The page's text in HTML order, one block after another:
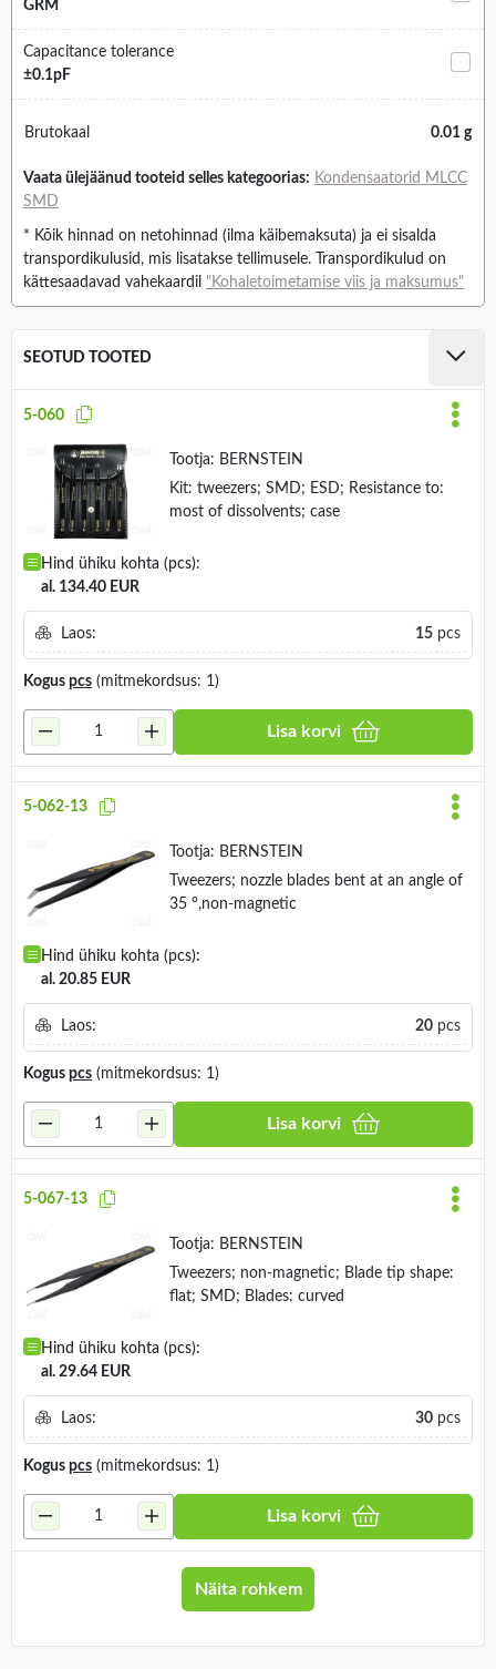
GRM
Capacitance tolerance
±0.1pF
Brutokaal 0.01 g
Vaata ülejäänud tooteid selles kategoorias: Kondensaatorid MLCC
SMD
* Kõik hinnad on netohinnad (ilma käibemaksuta) ja ei sisalda
transpordikulusid, mis lisatakse tellimusele. Transpordikulud on
kättesaadavad vahekaardil "Kohaletoimetamise viis ja maksumus"
SEOTUD TOOTED
5-060
Tootja: BERNSTEIN
Kit: tweezers; SMD; ESD; Resistance to:
most of dissolvents; case
Hind ühiku kohta (pcs):
al. 134.40 EUR
Laos: 15 pcs
Kogus pcs (mitmekordsus: 1)
Lisa korvi
5-062-13
Tootja: BERNSTEIN
Tweezers; nozzle blades bent at an angle of
35 °,non-magnetic
Hind ühiku kohta (pcs):
al. 20.85 EUR
Laos: 20 pcs
Kogus pcs (mitmekordsus: 1)
Lisa korvi
5-067-13
Tootja: BERNSTEIN
Tweezers; non-magnetic; Blade tip shape:
flat; SMD; Blades: curved
Hind ühiku kohta (pcs):
al. 29.64 EUR
Laos: 30 pcs
Kogus pcs (mitmekordsus: 1)
Lisa korvi
Näita rohkem